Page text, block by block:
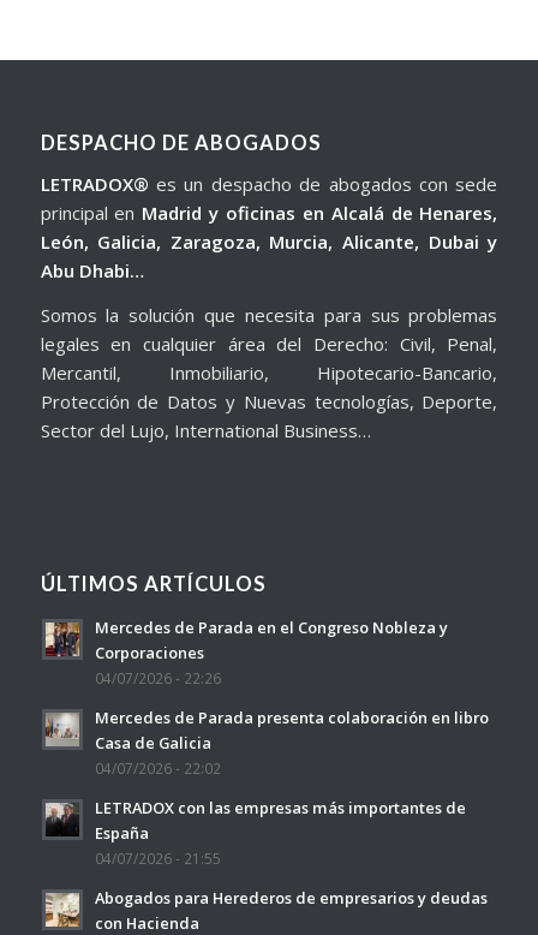
DESPACHO DE ABOGADOS
LETRADOX® es un despacho de abogados con sede
principal en Madrid y oficinas en Alcalá de Henares,
León, Galicia, Zaragoza, Murcia, Alicante, Dubai y
Abu Dhabi…
Somos la solución que necesita para sus problemas
legales en cualquier área del Derecho: Civil, Penal,
Mercantil, Inmobiliario, Hipotecario-Bancario,
Protección de Datos y Nuevas tecnologías, Deporte,
Sector del Lujo, International Business…
ÚLTIMOS ARTÍCULOS
Mercedes de Parada en el Congreso Nobleza y
Corporaciones
04/07/2026 - 22:26
Mercedes de Parada presenta colaboración en libro
Casa de Galicia
04/07/2026 - 22:02
LETRADOX con las empresas más importantes de
España
04/07/2026 - 21:55
Abogados para Herederos de empresarios y deudas
con Hacienda